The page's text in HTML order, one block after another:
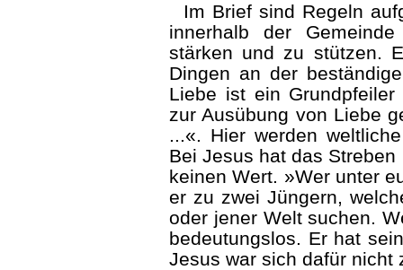
Im Brief sind Regeln
innerhalb der
stärken und zu stützen.
Dingen an der
Liebe ist ein
zur Ausübung von Liebe
...«. Hier werden
Bei Jesus hat das
keinen Wert. »Wer unter
er zu zwei Jüngern,
oder jener Welt suchen.
bedeutungslos. Er hat
Jesus war sich dafür nicht